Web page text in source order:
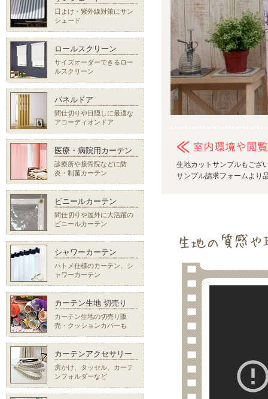
生地カットサンプルもござ
サンプル請求フォームより
日よけ・紫外線対策にサン
シェード
ロールスクリーン
サイズオーダーできるロー
ルスクリーン
パネルドア
間仕切りや目隠しに最適な
アコーディオンドア
医療・病院用カーテン
診療所や接骨院などに防
炎・制菌カーテン
ビニールカーテン
間仕切りや屋外に大活躍の
ビニールカーテン
シャワーカーテン
ハトメ仕様のカーテン、シ
ャワーカーテン
カーテン生地 切売り
カーテン生地の切売り販
売・クッションカバーも
カーテンアクセサリー
房かけ、タッセル、カーテ
ンフォルダーなど